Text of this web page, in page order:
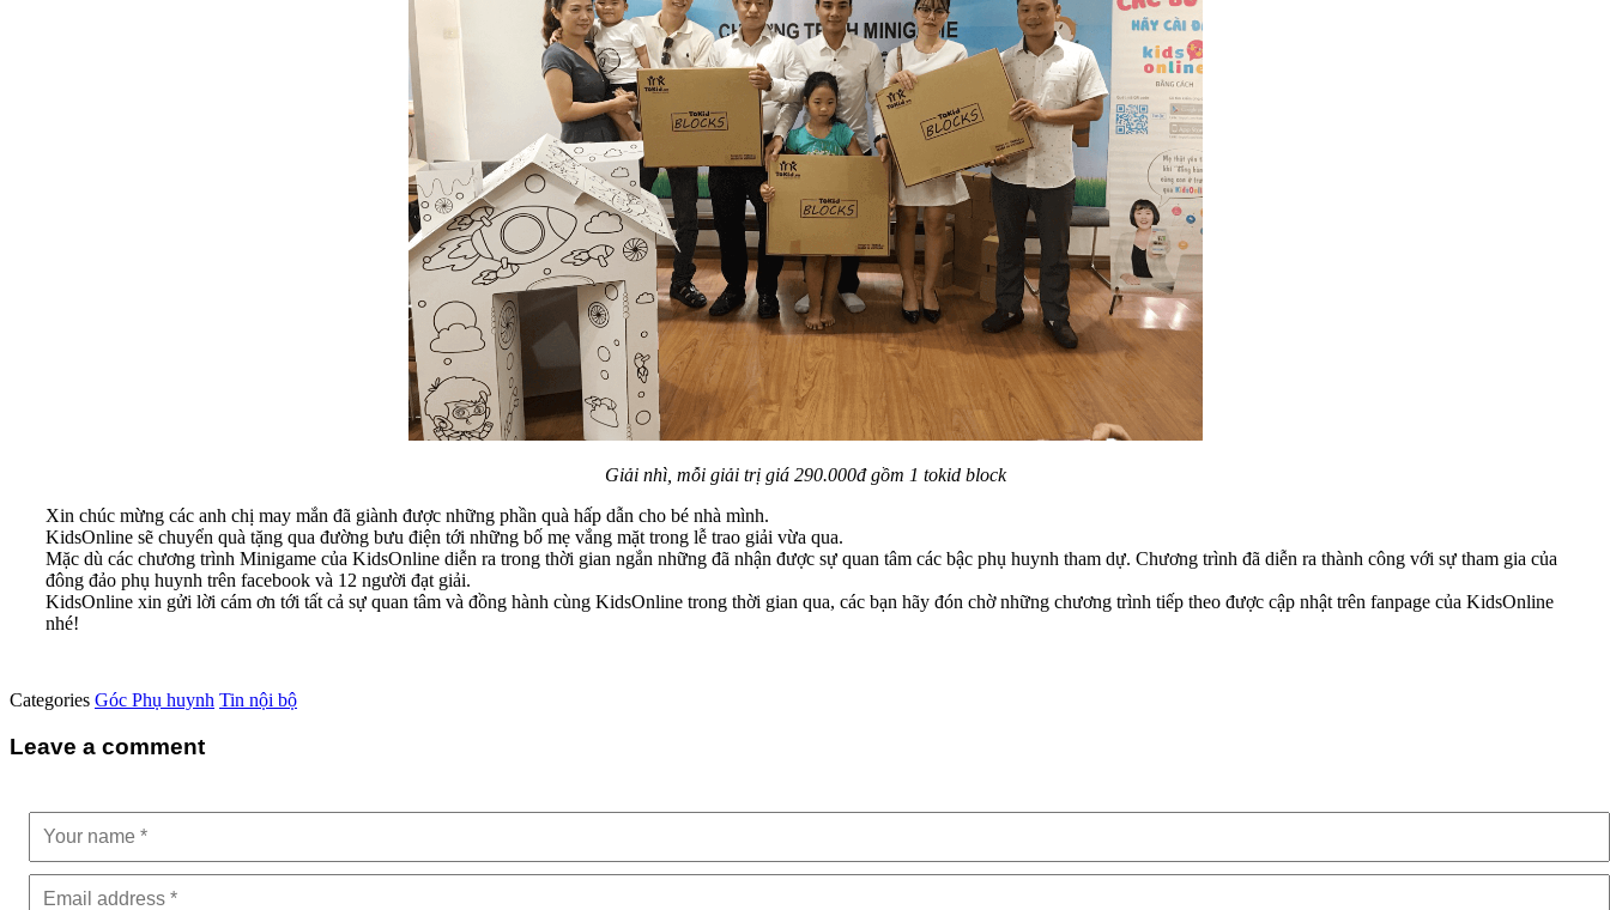
Giải nhì, mỗi giải trị giá 290.000đ gồm 1 tokid block
Xin chúc mừng các anh chị may mắn đã giành được những phần quà hấp dẫn cho bé nhà mình.
KidsOnline sẽ chuyển quà tặng qua đường bưu điện tới những bố mẹ vắng mặt trong lễ trao giải vừa qua.
Mặc dù các chương trình Minigame của KidsOnline diễn ra trong thời gian ngắn những đã nhận được sự quan tâm các bậc phụ huynh tham dự. Chương trình đã diễn ra thành công với sự tham gia của
đông đảo phụ huynh trên facebook và 12 người đạt giải.
KidsOnline xin gửi lời cám ơn tới tất cả sự quan tâm và đồng hành cùng KidsOnline trong thời gian qua, các bạn hãy đón chờ những chương trình tiếp theo được cập nhật trên fanpage của KidsOnline
nhé!
Categories Góc Phụ huynh Tin nội bộ
Leave a comment